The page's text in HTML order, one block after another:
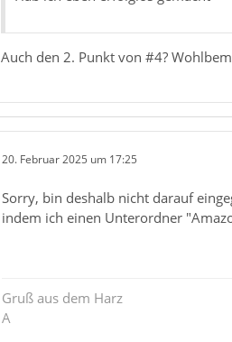
Auch den 2. Punkt von #4?
20. Februar 2025 um 17:25
Sorry, bin deshalb nicht darauf
indem ich einen Unterordner
Gruß aus dem Harz
A